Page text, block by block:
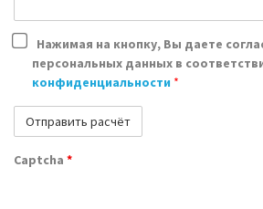
Нажимая на кнопку, Вы даете
персональных данных в
конфиденциальности *
Captcha *